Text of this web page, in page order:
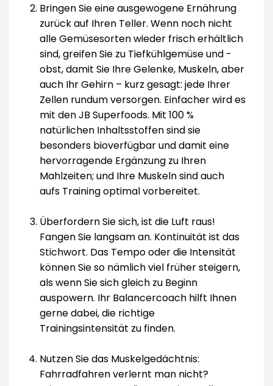
Bringen Sie eine ausgewogene Ernährung
zurück auf Ihren Teller. Wenn noch nicht
alle Gemüsesorten wieder frisch erhältlich
sind, greifen Sie zu Tiefkühlgemüse und -
obst, damit Sie Ihre Gelenke, Muskeln, aber
auch Ihr Gehirn – kurz gesagt: jede Ihrer
Zellen rundum versorgen. Einfacher wird es
mit den JB Superfoods. Mit 100 %
natürlichen Inhaltsstoffen sind sie
besonders bioverfügbar und damit eine
hervorragende Ergänzung zu Ihren
Mahlzeiten; und Ihre Muskeln sind auch
aufs Training optimal vorbereitet.
Überfordern Sie sich, ist die Luft raus!
Fangen Sie langsam an. Kontinuität ist das
Stichwort. Das Tempo oder die Intensität
können Sie so nämlich viel früher steigern,
als wenn Sie sich gleich zu Beginn
auspowern. Ihr Balancercoach hilft Ihnen
gerne dabei, die richtige
Trainingsintensität zu finden.
Nutzen Sie das Muskelgedächtnis:
Fahrradfahren verlernt man nicht?